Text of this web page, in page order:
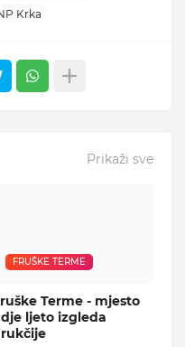
Krka
Prikaži sve
FRUŠKE TERME
Terme - mjesto
ljeto izgleda